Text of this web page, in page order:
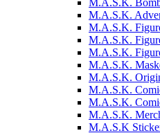
M.A.S.K.
M.A.S.K.
M.A.S.K.
M.A.S.K.
M.A.S.K.
M.A.S.K.
M.A.S.K.
M.A.S.K.
M.A.S.K.
M.A.S.K